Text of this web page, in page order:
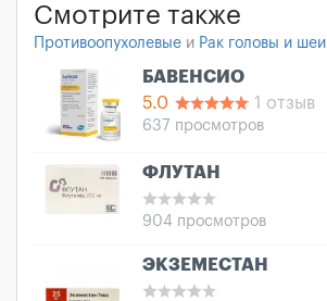
Смотрите также
Противоопухолевые и Рак головы и шеи
БАВЕНСИО
5.0
1 отзыв
637 просмотров
ФЛУТАН
904 просмотров
ЭКЗЕМЕСТАН